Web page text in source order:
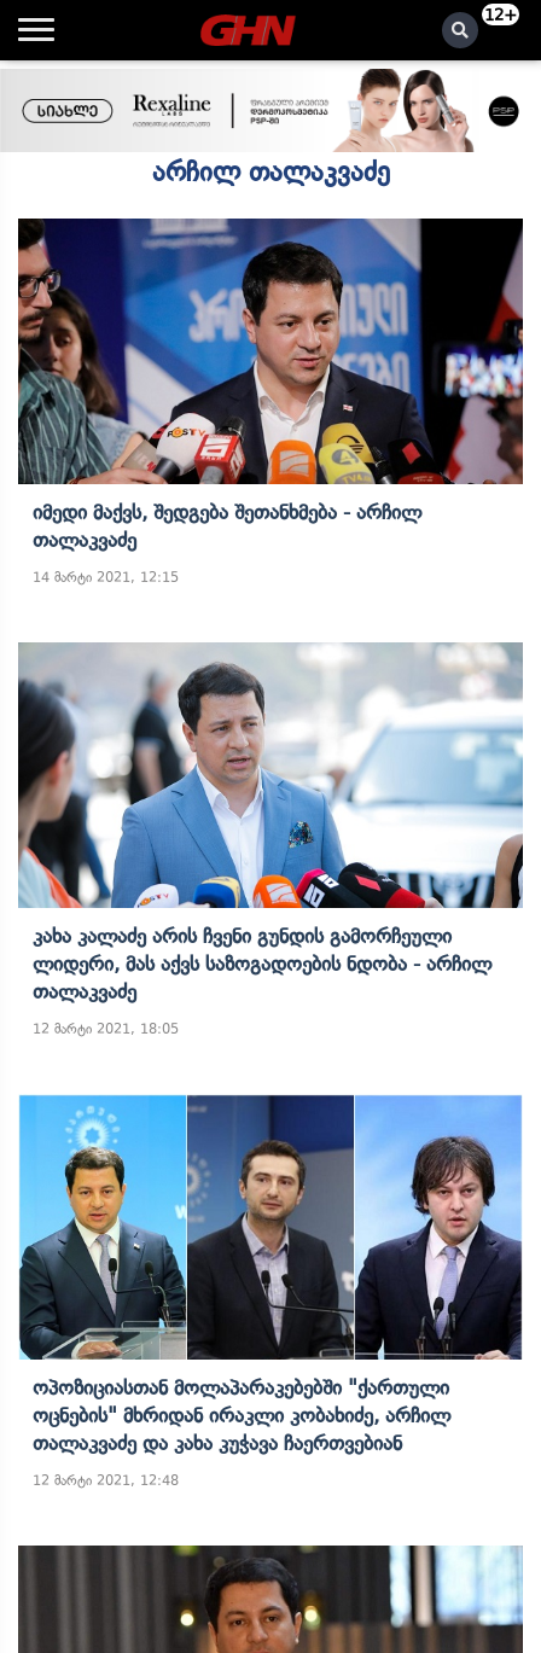
12+
არჩილ თალაკვაძე
Იმედი Მაქვს, Შედგება Შეთანხმება - Არჩილ
Თალაკვაძე
14 მარტი 2021, 12:15
Კახა Კალაძე Არის Ჩვენი Გუნდის Გამორჩეული
Ლიდერი, Მას Აქვს Საზოგადოების Ნდობა - Არჩილ
Თალაკვაძე
12 მარტი 2021, 18:05
Ოპოზიციასთან Მოლაპარაკებებში "ქართული
Ოცნების" Მხრიდან Ირაკლი Კობახიძე, Არჩილ
Თალაკვაძე Და Კახა Კუჭავა Ჩაერთვებიან
12 მარტი 2021, 12:48